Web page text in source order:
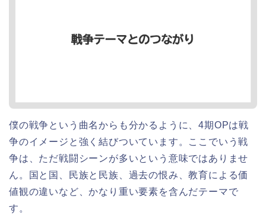
僕の戦争という曲名からも分かるように、4期OPは戦
争のイメージと強く結びついています。ここでいう戦
争は、ただ戦闘シーンが多いという意味ではありませ
ん。国と国、民族と民族、過去の恨み、教育による価
値観の違いなど、かなり重い要素を含んだテーマで
す。